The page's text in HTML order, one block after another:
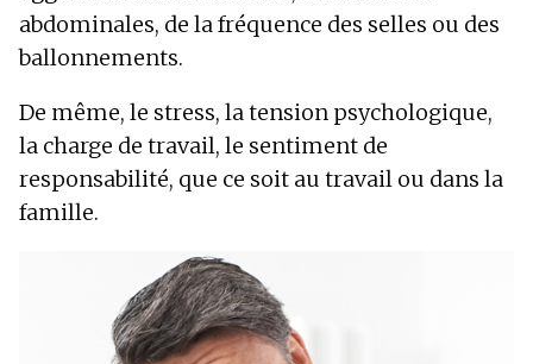
abdominales, de la fréquence des selles ou des
ballonnements.
De même, le stress, la tension psychologique,
la charge de travail, le sentiment de
responsabilité, que ce soit au travail ou dans la
famille.